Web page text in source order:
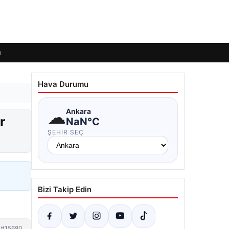
Hava Durumu
☁Ankara
NaN°C
ŞEHIR SEÇ
Bizi Takip Edin